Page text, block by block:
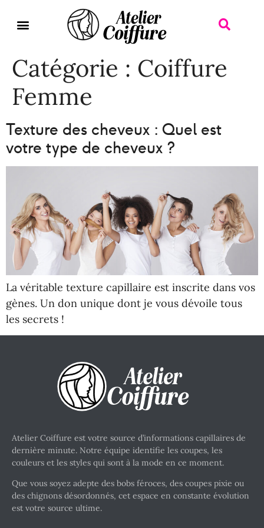
Catégorie : Coiffure
Femme
Texture des cheveux : Quel est
votre type de cheveux ?
La véritable texture capillaire est inscrite dans vos
gènes. Un don unique dont je vous dévoile tous
les secrets !
Atelier Coiffure est votre source d’informations capillaires de
dernière minute. Notre équipe identifie les coupes, les
couleurs et les styles qui sont à la mode en ce moment.
Que vous soyez adepte des bobs féroces, des coupes pixie ou
des chignons désordonnés, cet espace en constante évolution
est votre source ultime.